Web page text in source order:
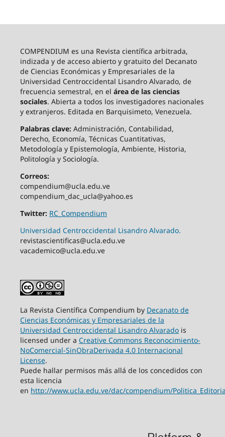
COMPENDIUM es una Revista científica arbitrada,
indizada y de acceso abierto y gratuito del Decanato
de Ciencias Económicas y Empresariales de la
Universidad Centroccidental Lisandro Alvarado, de
frecuencia semestral, en el área de las ciencias
sociales. Abierta a todos los investigadores nacionales
y extranjeros. Editada en Barquisimeto, Venezuela.
Palabras clave:Administración, Contabilidad,
Derecho, Economía, Técnicas Cuantitativas,
Metodología y Epistemología, Ambiente, Historia,
Politología y Sociología.
Correos:
compendium@ucla.edu.ve
compendium_dac_ucla@yahoo.es
Twitter: RC_Compendium
Universidad Centroccidental Lisandro Alvarado.
revistascientificas@ucla.edu.ve
vacademico@ucla.edu.ve
La Revista Científica Compendium by Decanato de
Ciencias Económicas y Empresariales de la
Universidad Centroccidental Lisandro Alvaradois
licensed under a Creative Commons Reconocimiento-
NoComercial-SinObraDerivada 4.0 Internacional
License.
Puede hallar permisos más allá de los concedidos con
esta licencia
en http://www.ucla.edu.ve/dac/compendium/